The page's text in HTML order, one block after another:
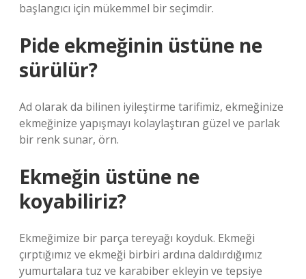
başlangıcı için mükemmel bir seçimdir.
Pide ekmeğinin üstüne ne
sürülür?
Ad olarak da bilinen iyileştirme tarifimiz, ekmeğinize
ekmeğinize yapışmayı kolaylaştıran güzel ve parlak
bir renk sunar, örn.
Ekmeğin üstüne ne
koyabiliriz?
Ekmeğimize bir parça tereyağı koyduk. Ekmeği
çırptığımız ve ekmeği birbiri ardına daldırdığımız
yumurtalara tuz ve karabiber ekleyin ve tepsiye